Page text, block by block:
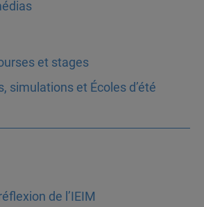
et stages
simulations et Écoles d’été
de l’IEIM